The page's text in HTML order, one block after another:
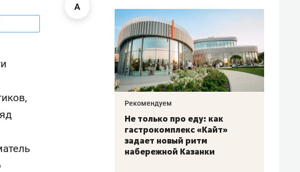
случались каждые
как «Водоканал»
Рекомендуем
Не только про еду: как
гастрокомплекс «Кайт»
задает новый ритм
набережной Казанки